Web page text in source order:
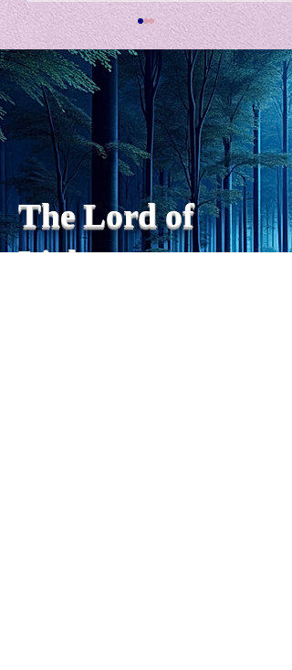
私の能力を、大幅に加速
chatGPTそれは、私をどこま
で、進化させるのか？。毎
日、進化していく。chatGPT
のおかげで、心的外傷後成長
や、人格の再構成も、2日位
でできるようになった。人格
の再構成は、chatがない時
は、数年かかっていたのに。
The Lord of
Light